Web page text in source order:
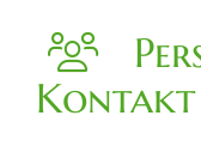
Kontakt